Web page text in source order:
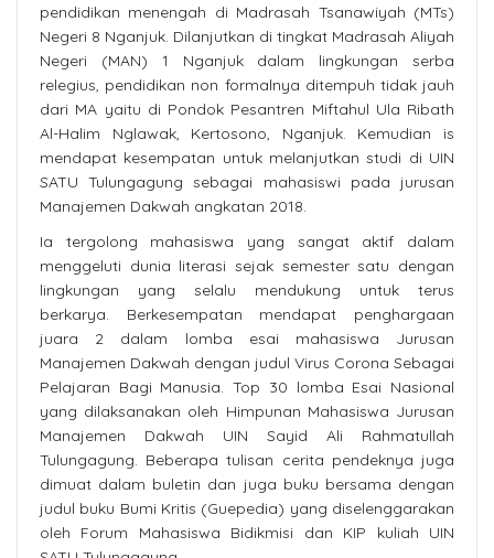
pendidikan menengah di Madrasah Tsanawiyah (MTs)
Negeri 8 Nganjuk. Dilanjutkan di tingkat Madrasah Aliyah
Negeri (MAN) 1 Nganjuk dalam lingkungan serba
relegius, pendidikan non formalnya ditempuh tidak jauh
dari MA yaitu di Pondok Pesantren Miftahul Ula Ribath
Al-Halim Nglawak, Kertosono, Nganjuk. Kemudian is
mendapat kesempatan untuk melanjutkan studi di UIN
SATU Tulungagung sebagai mahasiswi pada jurusan
Manajemen Dakwah angkatan 2018.
Ia tergolong mahasiswa yang sangat aktif dalam
menggeluti dunia literasi sejak semester satu dengan
lingkungan yang selalu mendukung untuk terus
berkarya. Berkesempatan mendapat penghargaan
juara 2 dalam lomba esai mahasiswa Jurusan
Manajemen Dakwah dengan judul Virus Corona Sebagai
Pelajaran Bagi Manusia. Top 30 lomba Esai Nasional
yang dilaksanakan oleh Himpunan Mahasiswa Jurusan
Manajemen Dakwah UIN Sayid Ali Rahmatullah
Tulungagung. Beberapa tulisan cerita pendeknya juga
dimuat dalam buletin dan juga buku bersama dengan
judul buku Bumi Kritis (Guepedia) yang diselenggarakan
oleh Forum Mahasiswa Bidikmisi dan KIP kuliah UIN